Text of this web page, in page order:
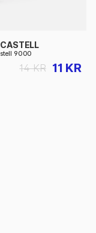
9000
11 KR
14 KR